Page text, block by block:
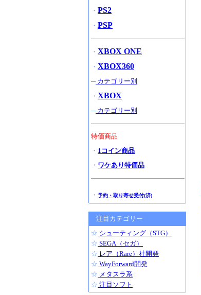
・ PS2
・ PSP
・ XBOX ONE
・ XBOX360
─カテゴリー別
・ XBOX
─カテゴリー別
特価商品
・ 1コイン商品
・ ワケあり特価品
・ 予約・取り寄せ受付(済)
注目カテゴリー
☆ シューティング（STG）
☆ SEGA（セガ）
☆ レア（Rare）社開発
☆ WayForward開発
☆ メタスラ系
☆ 注目ソフト